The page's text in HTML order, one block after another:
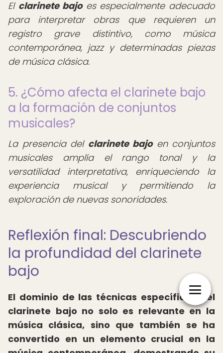
El clarinete bajoes especialmente adecuado
para interpretar obras que requieren un
registro grave distintivo, como música
contemporánea, jazz y determinadas piezas
de música clásica.
5. ¿Cómo afecta el clarinete bajo
a la formación de conjuntos
musicales?
La presencia del clarinete bajoen conjuntos
musicales amplía el rango tonal y la
versatilidad interpretativa, enriqueciendo la
experiencia musical y permitiendo la
exploración de nuevas sonoridades.
Reflexión final: Descubriendo
la profundidad del clarinete
bajo
El dominio de las técnicas específicas del
clarinete bajo no solo es relevante en la
música clásica, sino que también se ha
convertido en un elemento crucial en la